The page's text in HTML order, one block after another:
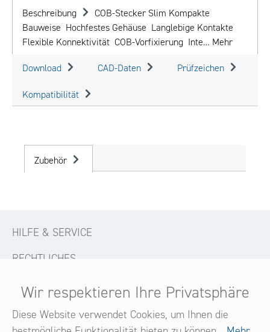
Beschreibung
COB-Stecker Slim Kompakte
Bauweise Hochfestes Gehäuse Langlebige Kontakte
Flexible Konnektivität COB-Vorfixierung Inte… Mehr
Download CAD-Daten Prüfzeichen
Kompatibilität
Zubehör
HILFE & SERVICE
RECHTLICHES
KONTAKT
FOLGE UNS
Wir respektieren Ihre Privatsphäre
Diese Website verwendet Cookies, um Ihnen die